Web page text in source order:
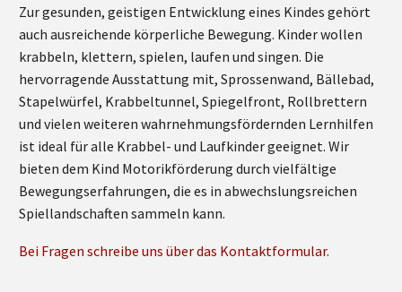
Zur gesunden, geistigen Entwicklung eines Kindes gehört
auch ausreichende körperliche Bewegung. Kinder wollen
krabbeln, klettern, spielen, laufen und singen. Die
hervorragende Ausstattung mit, Sprossenwand, Bällebad,
Stapelwürfel, Krabbeltunnel, Spiegelfront, Rollbrettern
und vielen weiteren wahrnehmungsfördernden Lernhilfen
ist ideal für alle Krabbel- und Laufkinder geeignet. Wir
bieten dem Kind Motorikförderung durch vielfältige
Bewegungserfahrungen, die es in abwechslungsreichen
Spiellandschaften sammeln kann.
Bei Fragen schreibe uns über das Kontaktformular.